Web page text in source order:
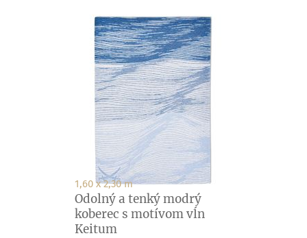
1,60 x 2,30 m
Odolný a tenký modrý
koberec s motívom vĺn
Keitum